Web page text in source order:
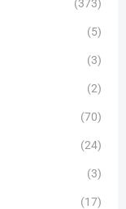
(373)
(5)
(3)
(2)
(70)
(24)
(3)
(17)